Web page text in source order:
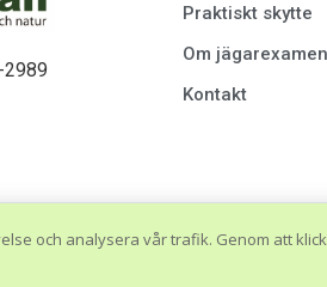
Praktiskt skytte
Om jägarexamen
Kontakt
och analysera vår trafik. Genom att